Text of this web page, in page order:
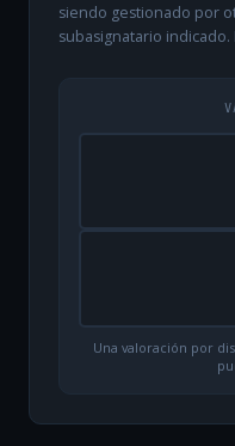
siendo gestionado por
subasignatario indicado.
Una valoración por